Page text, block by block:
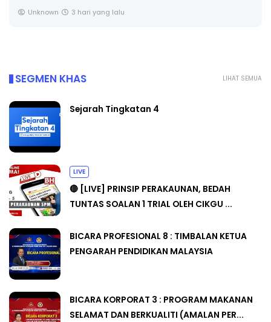
Unknown 4 hari yang lalu
LIHAT SEMUA
SEGMEN KHAS
Sejarah Tingkatan 4
LIVE
🔴 [LIVE] PRINSIP PERAKAUNAN, BEDAH
TUNTAS SOALAN 1 TRIAL OLEH CIKGU ...
BICARA PROFESIONAL 8 : TIMBALAN KETUA
PENGARAH PENDIDIKAN MALAYSIA
BICARA KORPORAT 3 : PROGRAM MAKANAN
SELAMAT DAN BERKUALITI (AMALAN PER...